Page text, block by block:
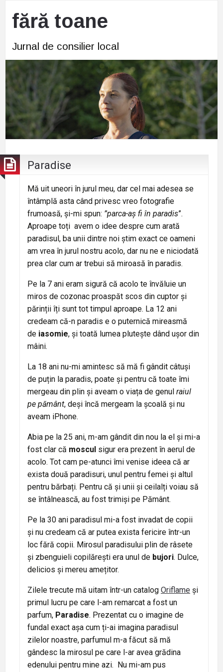
fără toane
Jurnal de consilier local
Paradise
Mă uit uneori în jurul meu, dar cel mai adesea se
întâmplă asta când privesc vreo fotografie
frumoasă, și-mi spun: ”parca-aș fi în paradis”.
Aproape toți avem o idee despre cum arată
paradisul, ba unii dintre noi știm exact ce oameni
am vrea în jurul nostru acolo, dar nu ne e niciodată
prea clar cum ar trebui să miroasă în paradis.
Pe la 7 ani eram sigură că acolo te învăluie un
miros de cozonac proaspăt scos din cuptor și
părinții îți sunt tot timpul aproape. La 12 ani
credeam că-n paradis e o puternică mireasmă
de iasomie, și toată lumea plutește dând ușor din
mâini.
La 18 ani nu-mi amintesc să mă fi gândit câtuși
de puțin la paradis, poate și pentru că toate îmi
mergeau din plin și aveam o viața de genul raiul
pe pământ, deși încă mergeam la școală și nu
aveam iPhone.
Abia pe la 25 ani, m-am gândit din nou la el și mi-a
fost clar că moscul sigur era prezent în aerul de
acolo. Tot cam pe-atunci îmi venise ideea că ar
exista două paradisuri, unul pentru femei și altul
pentru bărbați. Pentru că și unii și ceilalți voiau să
se întâlnească, au fost trimiși pe Pământ.
Pe la 30 ani paradisul mi-a fost invadat de copii
și nu credeam că ar putea exista fericire într-un
loc fără copii. Mirosul paradisului plin de râsete
și zbenguieli copilărești era unul de bujori. Dulce,
delicios și mereu amețitor.
Zilele trecute mă uitam într-un catalog Oriflame și
primul lucru pe care l-am remarcat a fost un
parfum, Paradise. Prezentat cu o imagine de
fundal exact așa cum ți-ai imagina paradisul
zilelor noastre, parfumul m-a făcut să mă
gândesc la mirosul pe care l-ar avea grădina
edenului pentru mine azi. Nu mi-am pus